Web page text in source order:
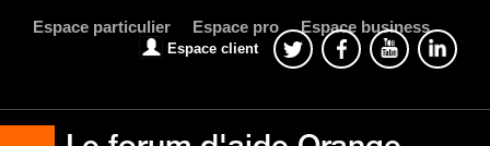
Espace particulier Espace pro Espace business
Espace client